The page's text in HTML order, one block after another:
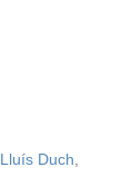
Lluís Duch